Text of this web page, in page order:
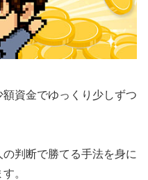
資金でゆっくり少しずつ
判断で勝てる手法を身に
。